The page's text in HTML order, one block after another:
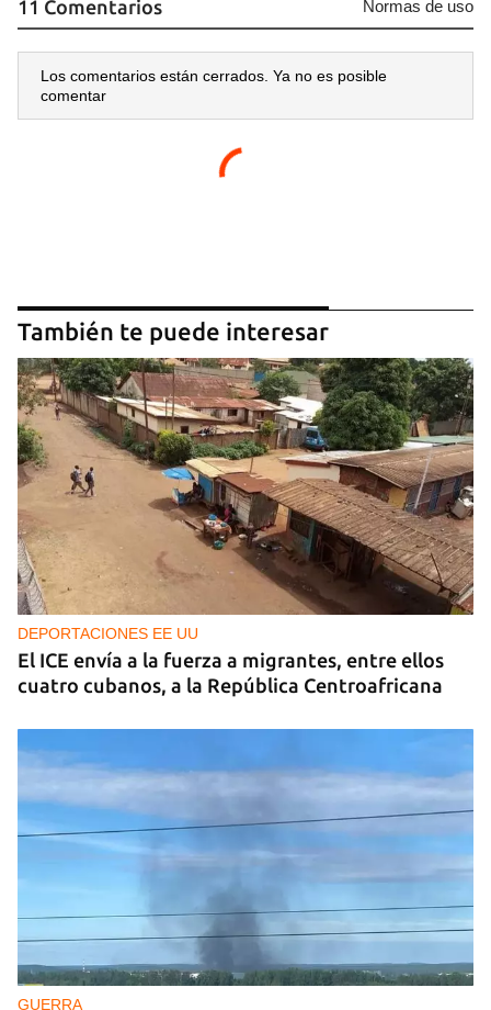
Para poder guardar como favorito, primero has de
iniciar sesión con tu cuenta de 14ymedio.
INICIAR SESIÓN CANCELAR
11 Comentarios Normas de uso
Los comentarios están cerrados. Ya no es posible
comentar
También te puede interesar
DEPORTACIONES EE UU
El ICE envía a la fuerza a migrantes, entre ellos
cuatro cubanos, a la República Centroafricana
GUERRA